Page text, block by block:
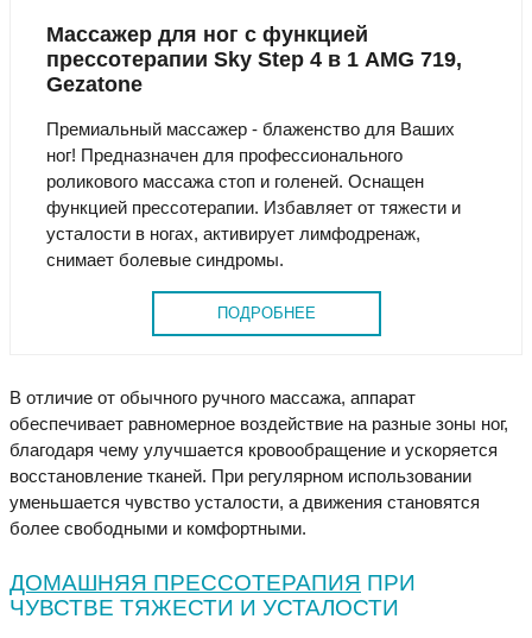
Массажер для ног с функцией
прессотерапии Sky Step 4 в 1 AMG 719,
Gezatone
Премиальный массажер - блаженство для Ваших
ног! Предназначен для профессионального
роликового массажа стоп и голеней. Оснащен
функцией прессотерапии. Избавляет от тяжести и
усталости в ногах, активирует лимфодренаж,
снимает болевые синдромы.
ПОДРОБНЕЕ
В отличие от обычного ручного массажа, аппарат
обеспечивает равномерное воздействие на разные зоны ног,
благодаря чему улучшается кровообращение и ускоряется
восстановление тканей. При регулярном использовании
уменьшается чувство усталости, а движения становятся
более свободными и комфортными.
ДОМАШНЯЯ ПРЕССОТЕРАПИЯ ПРИ
ЧУВСТВЕ ТЯЖЕСТИ И УСТАЛОСТИ